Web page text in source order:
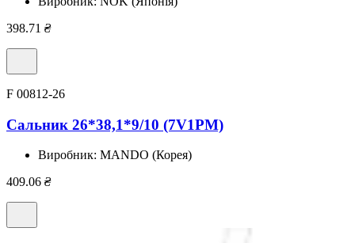
398.71 ₴
F 00812-26
Сальник 26*38,1*9/10 (7V1PM)
Виробник: MANDO (Корея)
409.06 ₴